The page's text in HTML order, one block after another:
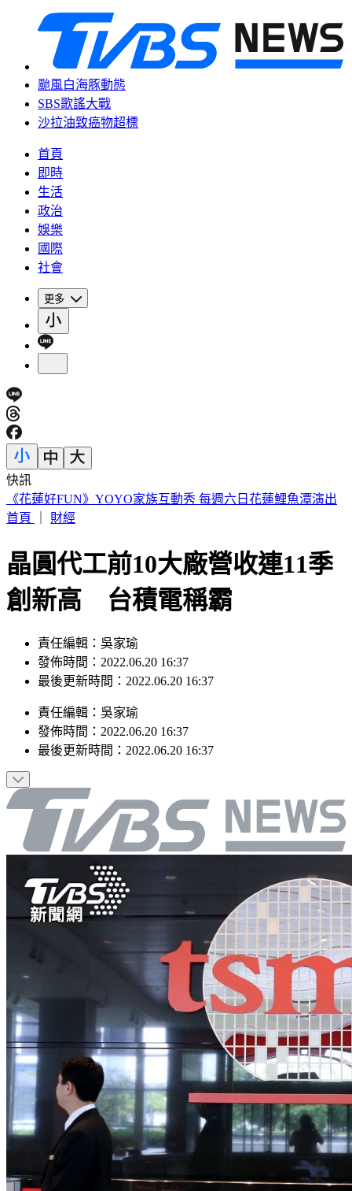
颱風白海豚動態
SBS歌謠大戰
沙拉油致癌物超標
首頁
即時
生活
政治
娛樂
國際
社會
更多
快訊
蔡英文再扛輔選母雞！坐鎮3縣市競總助攻 蘇巧慧親邀請
首頁
財經
晶圓代工前10大廠營收連11季
創新高 台積電稱霸
責任編輯：吳家瑜
發佈時間：2022.06.20 16:37
最後更新時間：2022.06.20 16:37
責任編輯 ： 吳家瑜
發佈時間： 2022.06.20 16:37
最後更新時間： 2022.06.20 16:37